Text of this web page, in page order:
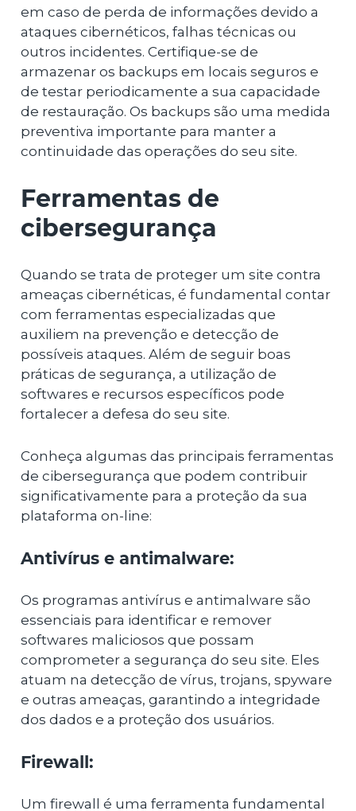
em caso de perda de informações devido a
ataques cibernéticos, falhas técnicas ou
outros incidentes. Certifique-se de
armazenar os backups em locais seguros e
de testar periodicamente a sua capacidade
de restauração. Os backups são uma medida
preventiva importante para manter a
continuidade das operações do seu site.
Ferramentas de
cibersegurança
Quando se trata de proteger um site contra
ameaças cibernéticas, é fundamental contar
com ferramentas especializadas que
auxiliem na prevenção e detecção de
possíveis ataques. Além de seguir boas
práticas de segurança, a utilização de
softwares e recursos específicos pode
fortalecer a defesa do seu site.
Conheça algumas das principais ferramentas
de cibersegurança que podem contribuir
significativamente para a proteção da sua
plataforma on-line:
Antivírus e antimalware:
Os programas antivírus e antimalware são
essenciais para identificar e remover
softwares maliciosos que possam
comprometer a segurança do seu site. Eles
atuam na detecção de vírus, trojans, spyware
e outras ameaças, garantindo a integridade
dos dados e a proteção dos usuários.
Firewall:
Um firewall é uma ferramenta fundamental